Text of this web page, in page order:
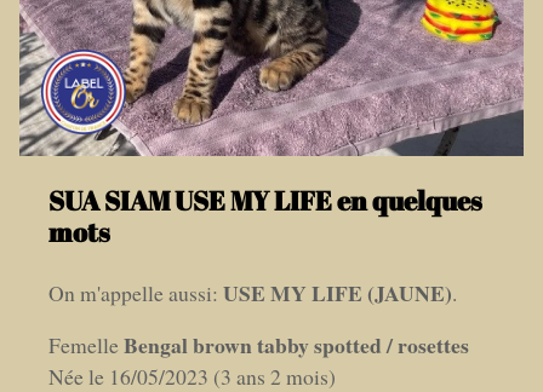
SUA SIAM USE MY LIFE en quelques
mots
On m'appelle aussi: USE MY LIFE (JAUNE).
FemelleBengal brown tabby spotted / rosettes
Née le 16/05/2023 (3 ans 2 mois)